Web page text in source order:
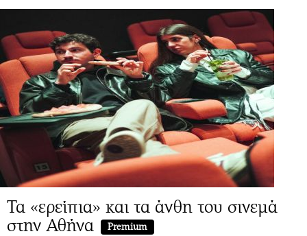
Τα «ερείπια» και τα άνθη του σινεμά
στην Αθήνα
Premium